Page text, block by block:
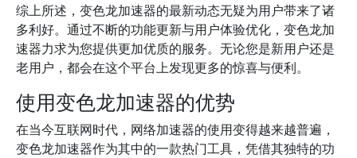
综上所述，变色龙加速器的最新动态无疑为用户带来了诸
多利好。通过不断的功能更新与用户体验优化，变色龙加
速器力求为您提供更加优质的服务。无论您是新用户还是
老用户，都会在这个平台上发现更多的惊喜与便利。
使用变色龙加速器的优势
在当今互联网时代，网络加速器的使用变得越来越普遍，
变色龙加速器作为其中的一款热门工具，凭借其独特的功